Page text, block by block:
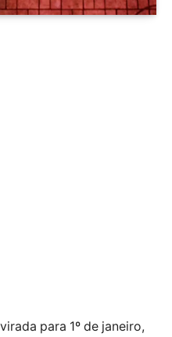
para 1º de janeiro,